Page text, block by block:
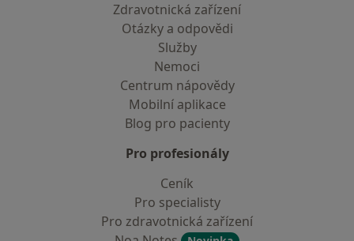
Zdravotnická zařízení
Otázky a odpovědi
Služby
Nemoci
Centrum nápovědy
Mobilní aplikace
Blog pro pacienty
Pro profesionály
Ceník
Pro specialisty
Pro zdravotnická zařízení